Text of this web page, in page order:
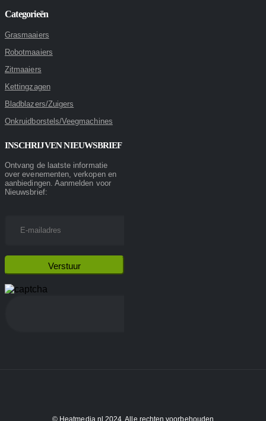
Categorieën
Grasmaaiers
Robotmaaiers
Zitmaaiers
Kettingzagen
Bladblazers/Zuigers
Onkruidborstels/Veegmachines
INSCHRIJVEN NIEUWSBRIEF
Ontvang de laatste informatie
over evenementen, verkopen en
aanbiedingen. Aanmelden voor
Nieuwsbrief:
© Heatmedia.nl 2024. Alle rechten voorbehouden